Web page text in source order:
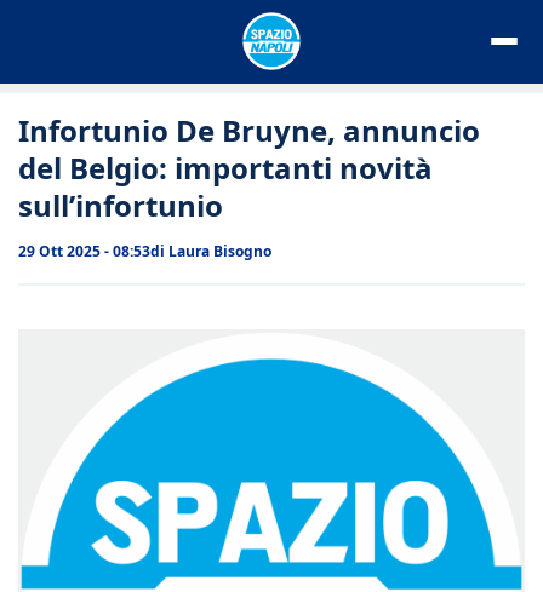
Infortunio De Bruyne, annuncio
del Belgio: importanti novità
sull’infortunio
29 Ott 2025 - 08:53di Laura Bisogno